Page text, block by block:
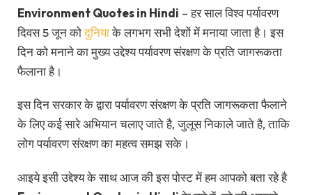
Environment Quotes in Hindi – हर साल विश्व पर्यावरण
दिवस 5 जून कोदुनियाके लगभग सभी देशों में मनाया जाता है। इस
दिन को मनाने का मुख्य उद्देश्य पर्यावरण संरक्षण के प्रति जागरूकता
फैलाना है।
इस दिन सरकार के द्वारा पर्यावरण संरक्षण के प्रति जागरूकता फैलाने
के लिए कई सारे अभियान चलाए जाते है, जुलूस निकाले जाते है, ताकि
लोग पर्यावरण संरक्षण का महत्व समझ सके।
आइये इसी उद्देश्य के साथ आज की इस पोस्ट में हम आपको बता रहे है